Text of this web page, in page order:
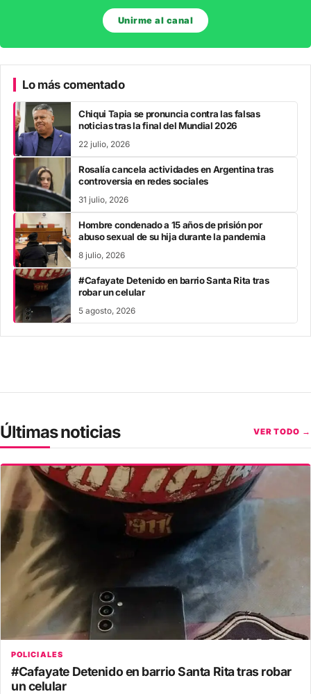
Unirme al canal
Lo más comentado
Chiqui Tapia se pronuncia contra las falsas
noticias tras la final del Mundial 2026
22 julio, 2026
Rosalía cancela actividades en Argentina tras
controversia en redes sociales
31 julio, 2026
Hombre condenado a 15 años de prisión por
abuso sexual de su hija durante la pandemia
8 julio, 2026
#Cafayate Detenido en barrio Santa Rita tras
robar un celular
5 agosto, 2026
Últimas noticias VER TODO →
POLICIALES
#Cafayate Detenido en barrio Santa Rita tras robar
un celular